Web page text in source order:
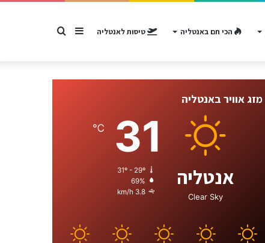
הכי חם באנטליה טיסות לאנטליה Sidebar
מזג אוויר באנטליה
אנטליה
Clear Sky
31
℃
31º - 29º
69%
3.8 km/h